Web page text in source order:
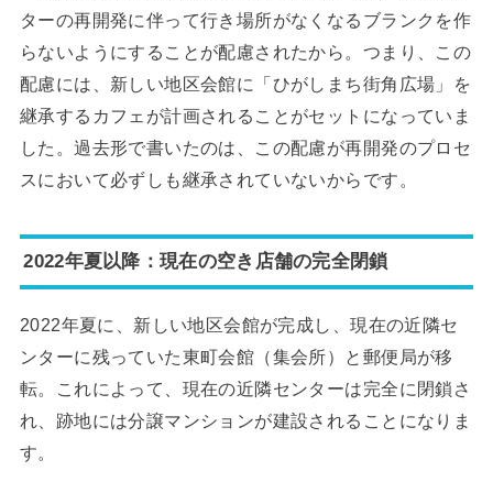
ターの再開発に伴って行き場所がなくなるブランクを作
らないようにすることが配慮されたから。つまり、この
配慮には、新しい地区会館に「ひがしまち街角広場」を
継承するカフェが計画されることがセットになっていま
した。過去形で書いたのは、この配慮が再開発のプロセ
スにおいて必ずしも継承されていないからです。
2022年夏以降：現在の空き店舗の完全閉鎖
2022年夏に、新しい地区会館が完成し、現在の近隣セ
ンターに残っていた東町会館（集会所）と郵便局が移
転。これによって、現在の近隣センターは完全に閉鎖さ
れ、跡地には分譲マンションが建設されることになりま
す。